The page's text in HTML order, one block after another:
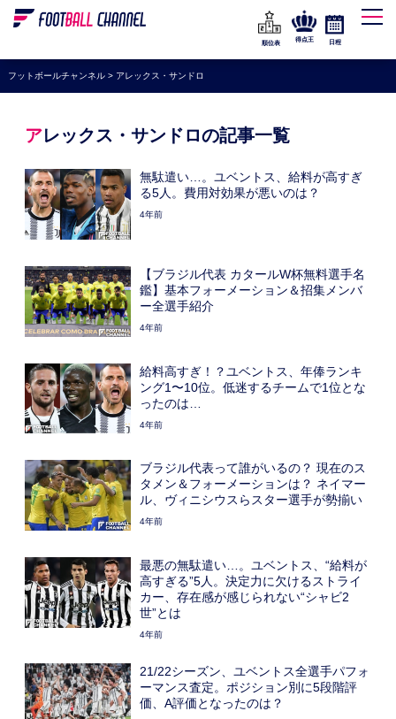
WEリーグ
海外サッカー
プレミアリーグ
ラ・リーガ
ブンデスリーガ
UEFA
高校サッカー
動画
順位表
得点王 日程
フットボールチャンネル> アレックス・サンドロ
アレックス・サンドロの記事一覧
無駄遣い…。ユベントス、給料が高すぎ
る5人。費用対効果が悪いのは？
4年前
【ブラジル代表 カタールW杯無料選手名
鑑】基本フォーメーション＆招集メンバ
ー全選手紹介
4年前
給料高すぎ！？ユベントス、年俸ランキ
ング1〜10位。低迷するチームで1位とな
ったのは…
4年前
ブラジル代表って誰がいるの？ 現在のス
タメン＆フォーメーションは？ ネイマー
ル、ヴィニシウスらスター選手が勢揃い
4年前
最悪の無駄遣い…。ユベントス、“給料が
高すぎる”5人。決定力に欠けるストライ
カー、存在感が感じられない“シャビ2
世”とは
4年前
21/22シーズン、ユベントス全選手パフォ
ーマンス査定。ポジション別に5段階評
価、A評価となったのは？